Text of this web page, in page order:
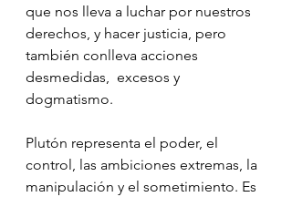
que nos lleva a luchar por nuestros
derechos, y hacer justicia, pero
también conlleva acciones
desmedidas,  excesos y
dogmatismo.
Plutón representa el poder, el
control, las ambiciones extremas, la
manipulación y el sometimiento. Es